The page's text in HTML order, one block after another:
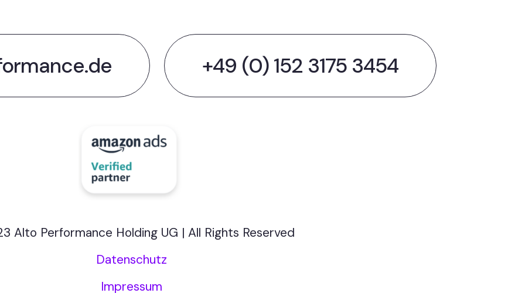
+49 (0) 152 3175 3454
Alto Performance Holding UG | All Rights Reserved
Datenschutz
Impressum